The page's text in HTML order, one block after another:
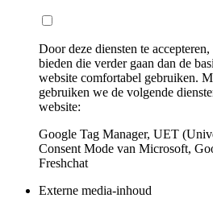
Door deze diensten te
bieden die verder gaan dan de
website comfortabel gebruiken.
gebruiken we de volgende
website:
Google Tag Manager, UET
Consent Mode van Microsoft,
Freshchat
Externe media-inhoud